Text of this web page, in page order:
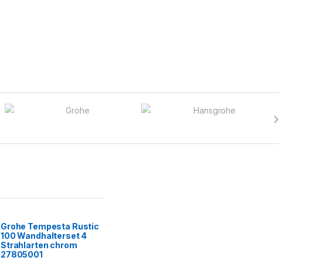
Grohe Tempesta Rustic
100 Wandhalterset 4
Strahlarten chrom
27805001